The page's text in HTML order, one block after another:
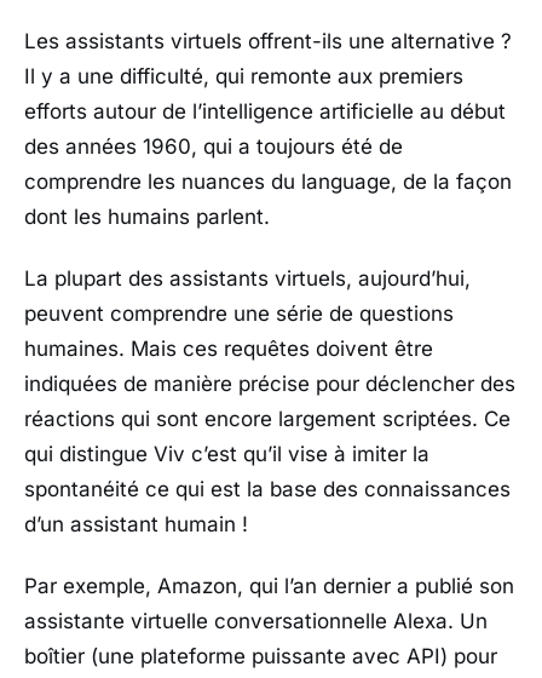
Les assistants virtuels offrent-ils une alternative ?
Il y a une difficulté, qui remonte aux premiers
efforts autour de l’intelligence artificielle au début
des années 1960, qui a toujours été de
comprendre les nuances du language, de la façon
dont les humains parlent.
La plupart des assistants virtuels, aujourd’hui,
peuvent comprendre une série de questions
humaines. Mais ces requêtes doivent être
indiquées de manière précise pour déclencher des
réactions qui sont encore largement scriptées. Ce
qui distingue Viv c’est qu’il vise à imiter la
spontanéité ce qui est la base des connaissances
d’un assistant humain !
Par exemple, Amazon, qui l’an dernier a publié son
assistante virtuelle conversationnelle Alexa. Un
boîtier (une plateforme puissante avec API) pour